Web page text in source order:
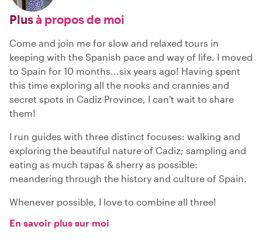
Plusà propos de moi
Come and join me for slow and relaxed tours in
keeping with the Spanish pace and way of life. I moved
to Spain for 10 months...six years ago! Having spent
this time exploring all the nooks and crannies and
secret spots in Cadiz Province, I can't wait to share
them!
I run guides with three distinct focuses: walking and
exploring the beautiful nature of Cadiz; sampling and
eating as much tapas & sherry as possible:
meandering through the history and culture of Spain.
Whenever possible, I love to combine all three!
En savoir plus sur moi